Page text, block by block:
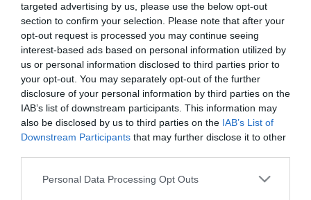
targeted advertising by us, please use the below opt-out
section to confirm your selection. Please note that after your
opt-out request is processed you may continue seeing
interest-based ads based on personal information utilized by
us or personal information disclosed to third parties prior to
your opt-out. You may separately opt-out of the further
disclosure of your personal information by third parties on the
IAB’s list of downstream participants. This information may
also be disclosed by us to third parties on the IAB’s List of
Downstream Participants that may further disclose it to other
Please note that this website/app uses one or more Google
Personal Data Processing Opt Outs